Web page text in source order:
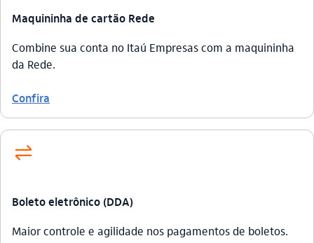
Maquininha de cartão Rede
Combine sua conta no Itaú Empresas com a maquininha
da Rede.
Confira
transferencia
Boleto eletrônico (DDA)
Maior controle e agilidade nos pagamentos de boletos.